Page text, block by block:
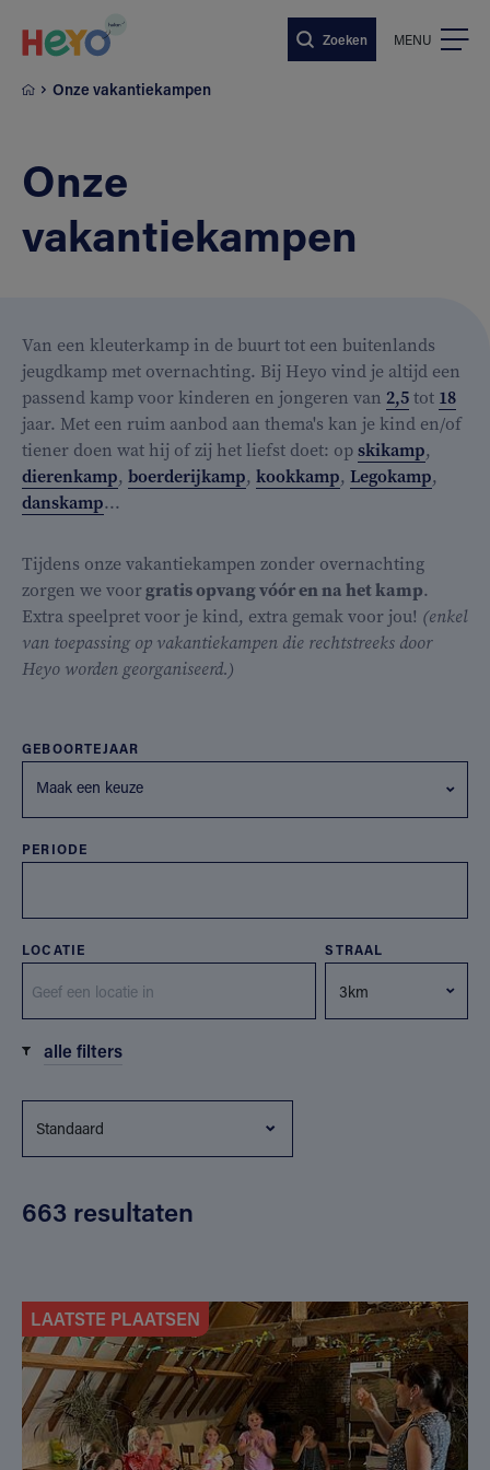
Zoeken MENU
Onze vakantiekampen
Onze
vakantiekampen
Van een kleuterkamp in de buurt tot een buitenlands
jeugdkamp met overnachting. Bij Heyo vind je altijd een
passend kamp voor kinderen en jongeren van 2,5tot 18
jaar. Met een ruim aanbod aan thema's kan je kind en/of
tiener doen wat hij of zij het liefst doet: opskikamp,
dierenkamp, boerderijkamp, kookkamp, Legokamp,
danskamp...
Tijdens onze vakantiekampen zonder overnachting
zorgen we voorgratis opvang vóór en na het kamp.
Extra speelpret voor je kind, extra gemak voor jou! (enkel
van toepassing op vakantiekampen die rechtstreeks door
Heyo worden georganiseerd.)
GEBOORTEJAAR
Maak een keuze
PERIODE
LOCATIE STRAAL
alle filters
663 resultaten
LAATSTE PLAATSEN